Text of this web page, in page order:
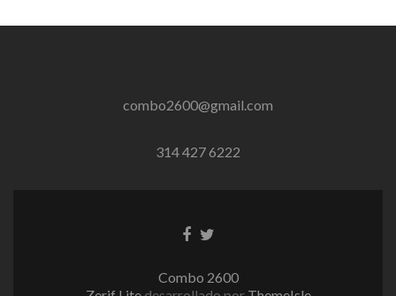
combo2600@gmail.com
314 427 6222
EnlaceEnlace
Combo 2600